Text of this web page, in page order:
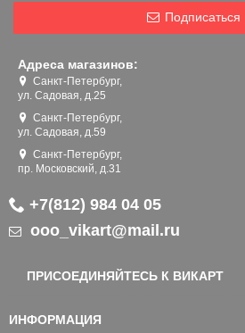
Подписаться
Адреса магазинов:
Санкт-Петербург,
ул. Садовая, д.25
Санкт-Петербург,
ул. Садовая, д.59
Санкт-Петербург,
пр. Московский, д.31
+7(812) 984 04 05
ooo_vikart@mail.ru
ПРИСОЕДИНЯЙТЕСЬ К ВИКАРТ
ИНФОРМАЦИЯ